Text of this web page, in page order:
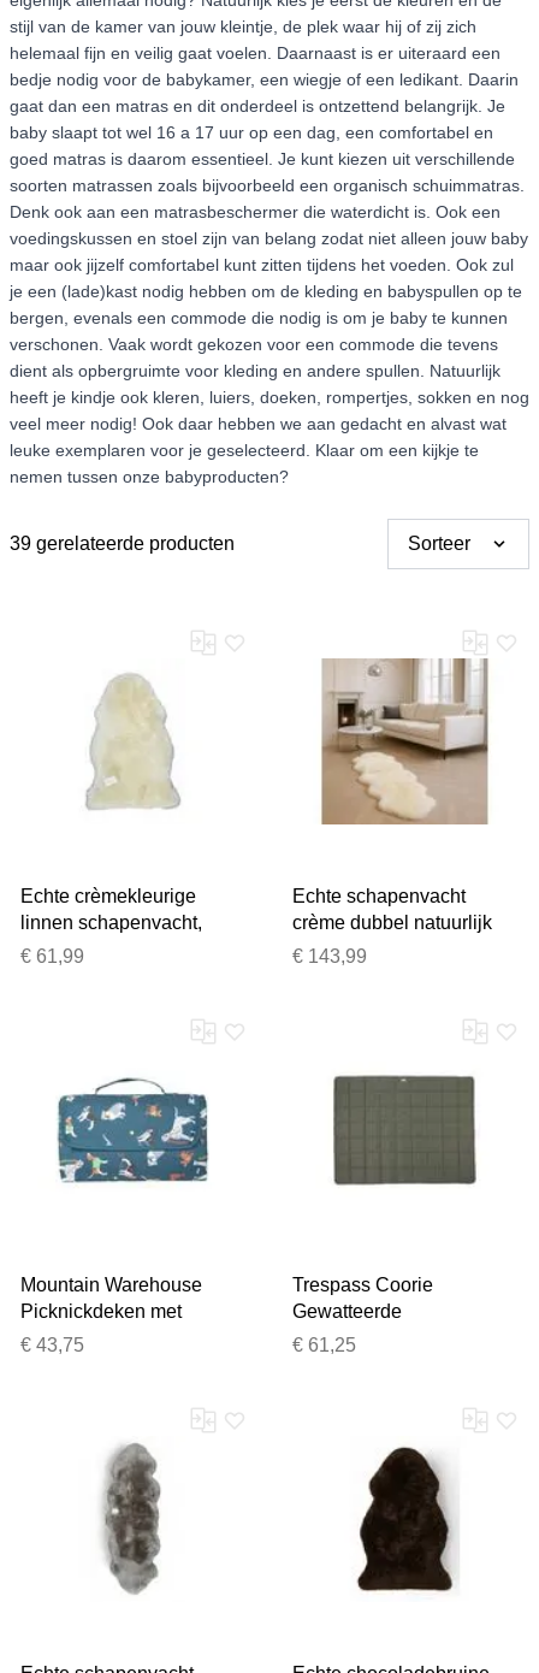
stijl van de kamer van jouw kleintje, de plek waar hij of zij zich
helemaal fijn en veilig gaat voelen. Daarnaast is er uiteraard een
bedje nodig voor de babykamer, een wiegje of een ledikant. Daarin
gaat dan een matras en dit onderdeel is ontzettend belangrijk. Je
baby slaapt tot wel 16 a 17 uur op een dag, een comfortabel en
goed matras is daarom essentieel. Je kunt kiezen uit verschillende
soorten matrassen zoals bijvoorbeeld een organisch schuimmatras.
Denk ook aan een matrasbeschermer die waterdicht is. Ook een
voedingskussen en stoel zijn van belang zodat niet alleen jouw baby
maar ook jijzelf comfortabel kunt zitten tijdens het voeden. Ook zul
je een (lade)kast nodig hebben om de kleding en babyspullen op te
bergen, evenals een commode die nodig is om je baby te kunnen
verschonen. Vaak wordt gekozen voor een commode die tevens
dient als opbergruimte voor kleding en andere spullen. Natuurlijk
heeft je kindje ook kleren, luiers, doeken, rompertjes, sokken en nog
veel meer nodig! Ook daar hebben we aan gedacht en alvast wat
leuke exemplaren voor je geselecteerd. Klaar om een kijkje te
nemen tussen onze babyproducten?
39 gerelateerde producten Sorteer
Echte crèmekleurige
linnen schapenvacht,
natuurlijk zijdezacht,
€ 61,99
Echte schapenvacht
crème dubbel natuurlijk
zijdezacht echt wollen
€ 143,99
Mountain Warehouse
Picknickdeken met
patroon (Blauw)
€ 43,75
Trespass Coorie
Gewatteerde
Picknickdeken (Bieslook)
€ 61,25